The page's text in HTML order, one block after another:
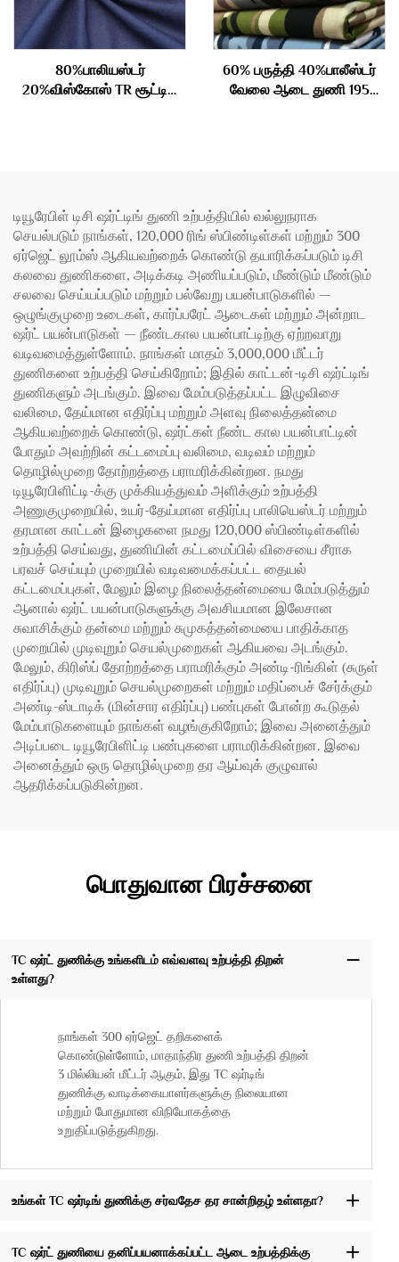
80%பாலியஸ்டர்
20%விஸ்கோஸ் TR சூட்டிங்
60% பருத்தி 40%பாலீஸ்டர்
வேலை ஆடை துணி 195
டியூரேபிள் டிசி ஷர்ட்டிங் துணி உற்பத்தியில் வல்லுநராக
செயல்படும் நாங்கள், 120,000 ரிங் ஸ்பிண்டிள்கள் மற்றும் 300
ஏர்ஜெட் லூம்ஸ் ஆகியவற்றைக் கொண்டு தயாரிக்கப்படும் டிசி
கலவை துணிகளை, அடிக்கடி அணியப்படும், மீண்டும் மீண்டும்
சலவை செய்யப்படும் மற்றும் பல்வேறு பயன்பாடுகளில் —
ஒழுங்குமுறை உடைகள், கார்ப்பரேட் ஆடைகள் மற்றும் அன்றாட
ஷர்ட் பயன்பாடுகள் — நீண்டகால பயன்பாட்டிற்கு ஏற்றவாறு
வடிவமைத்துள்ளோம். நாங்கள் மாதம் 3,000,000 மீட்டர்
துணிகளை உற்பத்தி செய்கிறோம்; இதில் காட்டன்-டிசி ஷர்ட்டிங்
துணிகளும் அடங்கும். இவை மேம்படுத்தப்பட்ட இழுவிசை
வலிமை, தேய்மான எதிர்ப்பு மற்றும் அளவு நிலைத்தன்மை
ஆகியவற்றைக் கொண்டு, ஷர்ட்கள் நீண்ட கால பயன்பாட்டின்
போதும் அவற்றின் கட்டமைப்பு வலிமை, வடிவம் மற்றும்
தொழில்முறை தோற்றத்தை பராமரிக்கின்றன. நமது
டியூரேபிளிட்டி-க்கு முக்கியத்துவம் அளிக்கும் உற்பத்தி
அணுகுமுறையில், உயர்-தேய்மான எதிர்ப்பு பாலியெஸ்டர் மற்றும்
தரமான காட்டன் இழைகளை நமது 120,000 ஸ்பிண்டிள்களில்
உற்பத்தி செய்வது, துணியின் கட்டமைப்பில் விசையை சீராக
பரவச் செய்யும் முறையில் வடிவமைக்கப்பட்ட தையல்
கட்டமைப்புகள், மேலும் இழை நிலைத்தன்மையை மேம்படுத்தும்
ஆனால் ஷர்ட் பயன்பாடுகளுக்கு அவசியமான இலேசான
சுவாசிக்கும் தன்மை மற்றும் சுமுகத்தன்மையை பாதிக்காத
முறையில் முடிவுறும் செயல்முறைகள் ஆகியவை அடங்கும்.
மேலும், கிரிஸ்ப் தோற்றத்தை பராமரிக்கும் அண்டி-ரிங்கிள் (சுருள்
எதிர்ப்பு) முடிவுறும் செயல்முறைகள் மற்றும் மதிப்பைச் சேர்க்கும்
அண்டி-ஸ்டாடிக் (மின்சார எதிர்ப்பு) பண்புகள் போன்ற கூடுதல்
மேம்பாடுகளையும் நாங்கள் வழங்குகிறோம்; இவை அனைத்தும்
அடிப்படை டியூரேபிளிட்டி பண்புகளை பராமரிக்கின்றன. இவை
அனைத்தும் ஒரு தொழில்முறை தர ஆய்வுக் குழுவால்
ஆதரிக்கப்படுகின்றன.
பொதுவான பிரச்சனை
TC ஷர்ட் துணிக்கு உங்களிடம் எவ்வளவு உற்பத்தி திறன்
உள்ளது?
நாங்கள் 300 ஏர்ஜெட் தறிகளைக்
கொண்டுள்ளோம், மாதாந்திர துணி உற்பத்தி திறன்
3 மில்லியன் மீட்டர் ஆகும், இது TC ஷர்டிங்
துணிக்கு வாடிக்கையாளர்களுக்கு நிலையான
மற்றும் போதுமான விநியோகத்தை
உறுதிப்படுத்துகிறது.
உங்கள் TC ஷர்டிங் துணிக்கு சர்வதேச தர சான்றிதழ் உள்ளதா?
TC ஷர்ட் துணியை தனிப்பயனாக்கப்பட்ட ஆடை உற்பத்திக்கு